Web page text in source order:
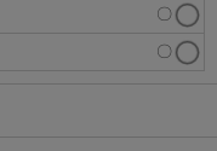
〇
〇